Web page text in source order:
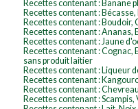
Recettes contenant : Banane
Recettes contenant :
Recettes contenant : Boudoir,
Recettes contenant : Ananas,
Recettes contenant : Jaune
Recettes contenant : Cognac,
sans produit laitier
Recettes contenant : Liqueur
Recettes contenant :
Recettes contenant :
Recettes contenant : Scampis,